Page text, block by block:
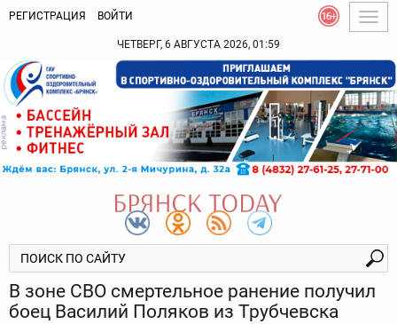
РЕГИСТРАЦИЯ ВОЙТИ
ЧЕТВЕРГ, 6 АВГУСТА 2026, 01:59
В зоне СВО смертельное ранение получил
боец Василий Поляков из Трубчевска